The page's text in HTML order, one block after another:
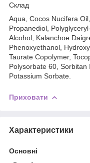
Склад
Aqua, Cocos Nucifera
Propanediol,
Alcohol, Kalanchoe
Phenoxyethanol,
Taurate Copolymer,
Polysorbate 60, Sorbitan
Potassium Sorbate.
Приховати
Характеристики
Основні